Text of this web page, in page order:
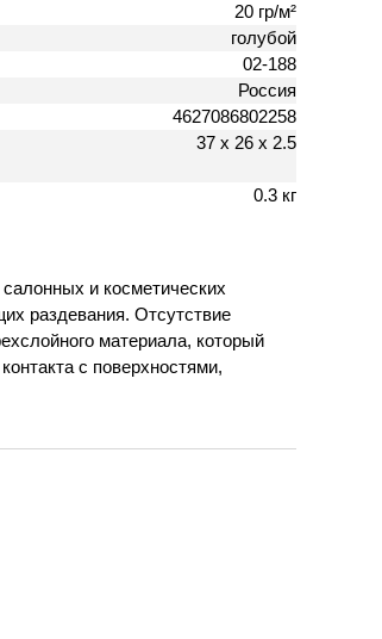
20 гр/м²
голубой
02-188
Россия
4627086802258
37 х 26 х 2.5
0.3 кг
и косметических
раздевания. Отсутствие
материала, который
с поверхностями,